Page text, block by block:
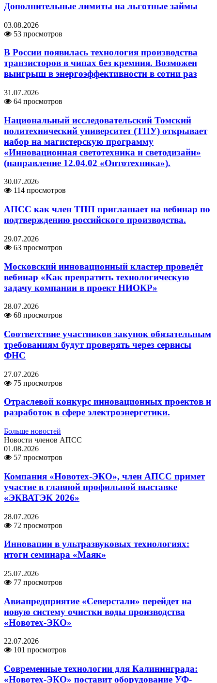
Дополнительные лимиты на льготные займы
03.08.2026
53 просмотров
В России появилась технология производства
транзисторов в чипах без кремния. Возможен
выигрыш в энергоэффективности в сотни раз
31.07.2026
64 просмотров
Национальный исследовательский Томский
политехнический университет (ТПУ) открывает
набор на магистерскую программу
«Инновационная светотехника и светодизайн»
(направление 12.04.02 «Оптотехника»).
30.07.2026
114 просмотров
АПСС как член ТПП приглашает на вебинар по
подтверждению российского производства.
29.07.2026
63 просмотров
Московский инновационный кластер проведёт
вебинар «Как превратить технологическую
задачу компании в проект НИОКР»
28.07.2026
68 просмотров
Соответствие участников закупок обязательным
требованиям будут проверять через сервисы
ФНС
27.07.2026
75 просмотров
Отраслевой конкурс инновационных проектов и
разработок в сфере электроэнергетики.
Больше новостей
Новости членов АПСС
01.08.2026
57 просмотров
Компания «Новотех-ЭКО», член АПСС примет
участие в главной профильной выставке
«ЭКВАТЭК 2026»
28.07.2026
72 просмотров
Инновации в ультразвуковых технологиях:
итоги семинара «Маяк»
25.07.2026
77 просмотров
Авиапредприятие «Северстали» перейдет на
новую систему очистки воды производства
«Новотех-ЭКО»
22.07.2026
101 просмотров
Современные технологии для Калининграда:
«Новотех-ЭКО» поставит оборудование УФ-